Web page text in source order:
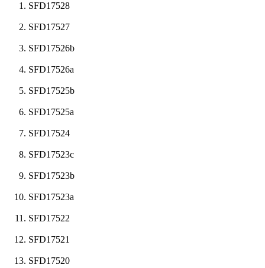
SFD17528
SFD17527
SFD17526b
SFD17526a
SFD17525b
SFD17525a
SFD17524
SFD17523c
SFD17523b
SFD17523a
SFD17522
SFD17521
SFD17520